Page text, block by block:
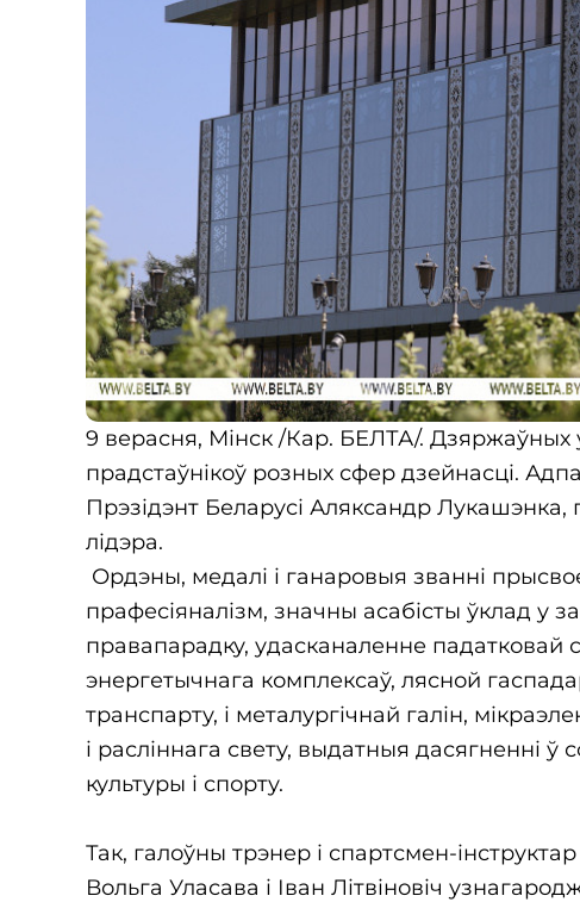
9 верасня, Мінск /Кар. БЕЛТА/. Дзяржаўных
прадстаўнікоў розных сфер дзейнасці.
Прэзідэнт Беларусі Аляксандр Лукашэнка,
лідэра.
Ордэны, медалі і ганаровыя званні
прафесіяналізм, значны асабісты ўклад у
правапарадку, удасканаленне падатковай
энергетычнага комплексаў, лясной
транспарту, і металургічнай галін,
і расліннага свету, выдатныя дасягненні
культуры і спорту.
Так, галоўны трэнер і спартсмен-
Вольга Уласава і Іван Літвіновіч